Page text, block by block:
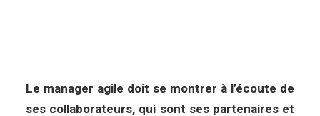
Le manager agile doit se montrer à l’écoute de
ses collaborateurs, qui sont ses partenaires et